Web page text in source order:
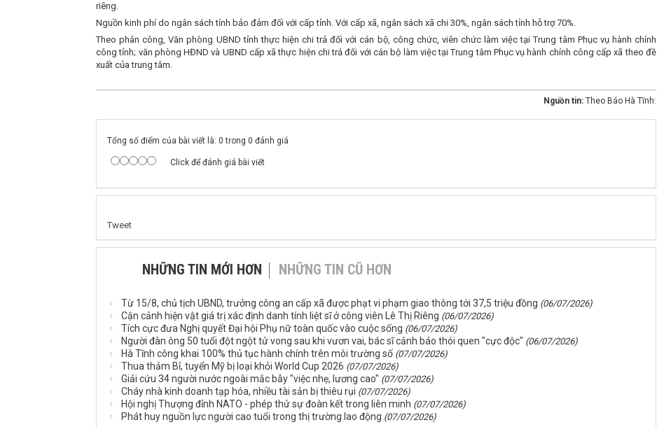
riêng.
Nguồn kinh phí do ngân sách tỉnh bảo đảm đối với cấp tỉnh. Với cấp xã, ngân sách xã chi 30%, ngân sách tỉnh hỗ trợ 70%.
Theo phân công, Văn phòng UBND tỉnh thực hiện chi trả đối với cán bộ, công chức, viên chức làm việc tại Trung tâm Phục vụ hành chính
công tỉnh; văn phòng HĐND và UBND cấp xã thực hiện chi trả đối với cán bộ làm việc tại Trung tâm Phục vụ hành chính công cấp xã theo đề
xuất của trung tâm.
Nguồn tin: Theo Báo Hà Tĩnh:
Tổng số điểm của bài viết là: 0 trong 0 đánh giá
Click để đánh giá bài viết
Tweet
NHỮNG TIN MỚI HƠN NHỮNG TIN CŨ HƠN
Từ 15/8, chủ tịch UBND, trưởng công an cấp xã được phạt vi phạm giao thông tới 37,5 triệu đồng (06/07/2026)
Cận cảnh hiện vật giá trị xác định danh tính liệt sĩ ở công viên Lê Thị Riêng (06/07/2026)
Tích cực đưa Nghị quyết Đại hội Phụ nữ toàn quốc vào cuộc sống (06/07/2026)
Người đàn ông 50 tuổi đột ngột tử vong sau khi vươn vai, bác sĩ cảnh báo thói quen "cực độc" (06/07/2026)
Hà Tĩnh công khai 100% thủ tục hành chính trên môi trường số (07/07/2026)
Thua thảm Bỉ, tuyển Mỹ bị loại khỏi World Cup 2026 (07/07/2026)
Giải cứu 34 người nước ngoài mắc bẫy "việc nhẹ, lương cao" (07/07/2026)
Cháy nhà kinh doanh tạp hóa, nhiều tài sản bị thiêu rụi (07/07/2026)
Hội nghị Thượng đỉnh NATO - phép thử sự đoàn kết trong liên minh (07/07/2026)
Phát huy nguồn lực người cao tuổi trong thị trường lao động (07/07/2026)